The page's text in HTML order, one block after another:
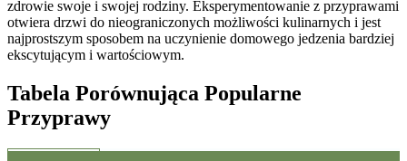
zdrowie swoje i swojej rodziny. Eksperymentowanie z przyprawami
otwiera drzwi do nieograniczonych możliwości kulinarnych i jest
najprostszym sposobem na uczynienie domowego jedzenia bardziej
ekscytującym i wartościowym.
Tabela Porównująca Popularne
Przyprawy